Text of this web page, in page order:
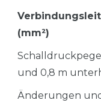
(mm²)
und 0,8 m
Änderungen